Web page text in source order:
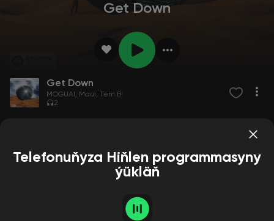
Get Down
Get Down
MOGUAI Maui
Terri B!
2
Telefonuňyza Hiňlen programmasyny
ýükläň